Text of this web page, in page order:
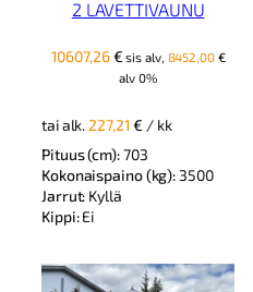
2 LAVETTIVAUNU
10607,26€ sis alv, 8452,00 €
alv 0%
tai alk. 227,21€ / kk
Pituus (cm):703
Kokonaispaino (kg): 3500
Jarrut: Kyllä
Kippi:Ei